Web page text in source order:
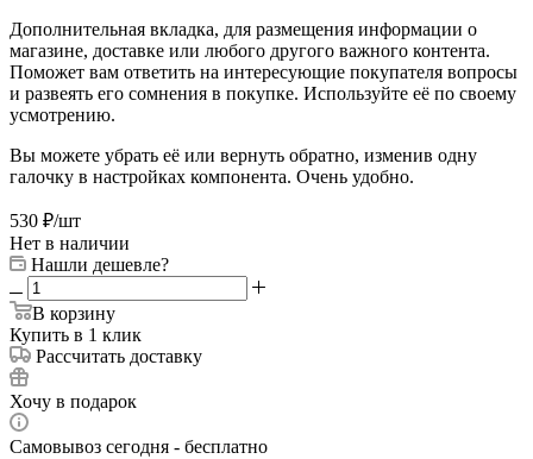
Дополнительная вкладка, для размещения информации о
магазине, доставке или любого другого важного контента.
Поможет вам ответить на интересующие покупателя вопросы
и развеять его сомнения в покупке. Используйте её по своему
усмотрению.
Вы можете убрать её или вернуть обратно, изменив одну
галочку в настройках компонента. Очень удобно.
530 ₽/шт
Нет в наличии
Нашли дешевле?
В корзину
Купить в 1 клик
Рассчитать доставку
Хочу в подарок
Самовывоз сегодня - бесплатно